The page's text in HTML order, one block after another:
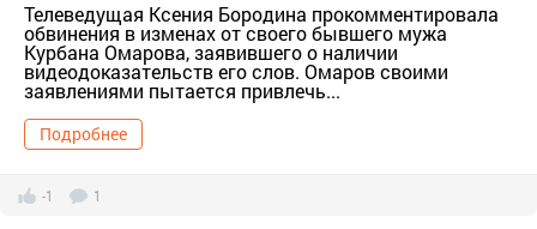
Телеведущая Ксения Бородина прокомментировала
обвинения в изменах от своего бывшего мужа
Курбана Омарова, заявившего о наличии
видеодоказательств его слов. Омаров своими
заявлениями пытается привлечь...
Подробнее
-1 1